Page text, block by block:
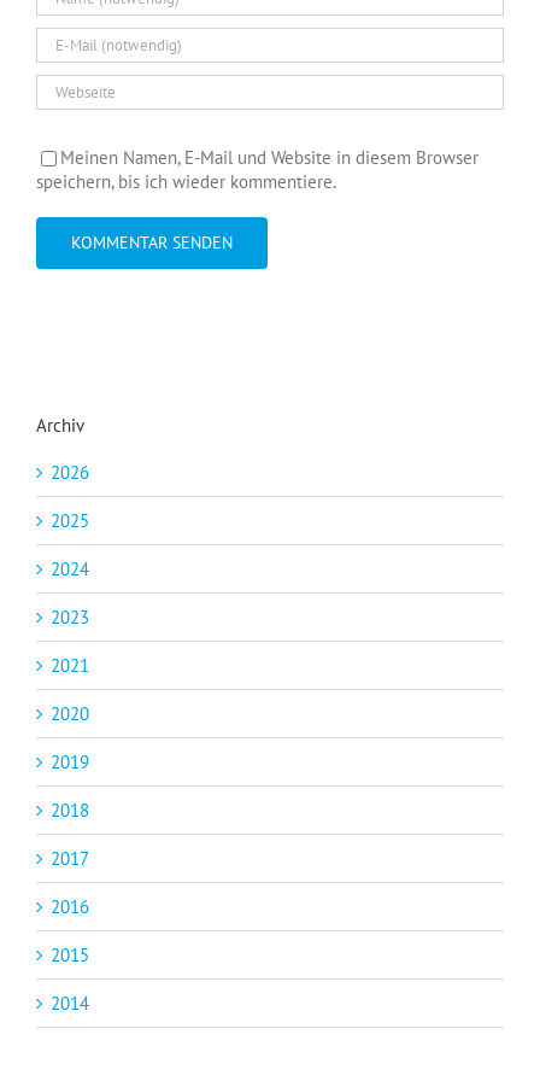
Meinen Namen, E-Mail und Website in diesem Browser
speichern, bis ich wieder kommentiere.
Archiv
2026
2025
2024
2023
2021
2020
2019
2018
2017
2016
2015
2014